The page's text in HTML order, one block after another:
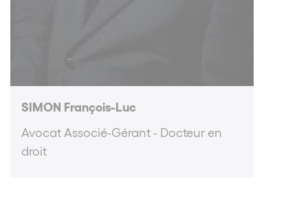
SIMON François-Luc
Avocat Associé-Gérant - Docteur en
droit